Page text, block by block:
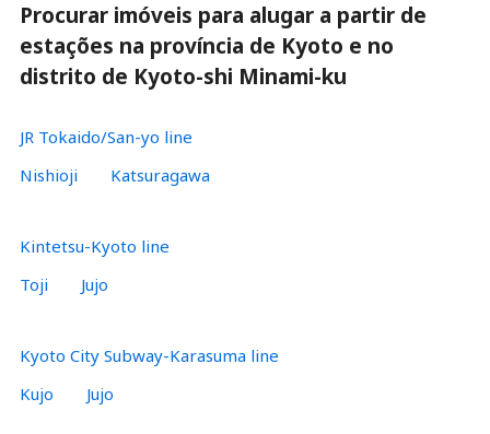
Procurar imóveis para alugar a partir de
estações na província de Kyoto e no
distrito de Kyoto-shi Minami-ku
JR Tokaido/San-yo line
Nishioji
Katsuragawa
Kintetsu-Kyoto line
Toji
Jujo
Kyoto City Subway-Karasuma line
Kujo
Jujo